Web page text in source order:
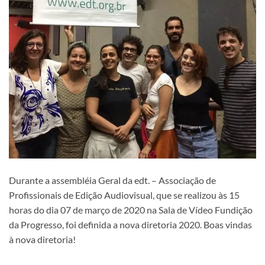
Durante a assembléia Geral da edt. – Associação de
Profissionais de Edição Audiovisual, que se realizou às 15
horas do dia 07 de março de 2020 na Sala de Vídeo Fundição
da Progresso, foi definida a nova diretoria 2020. Boas vindas
à nova diretoria!